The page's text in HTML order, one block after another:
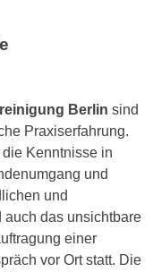
Berlin sind
Praxiserfahrung.
Kenntnisse in
und
und
das unsichtbare
einer
vor Ort statt. Die